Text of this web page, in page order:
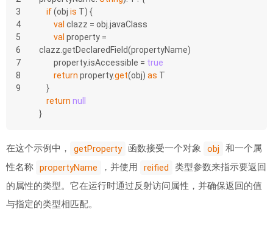
3
4
5
6
7
8
9
if (obj is T) {
val clazz = obj.javaClass
val property =
clazz.getDeclaredField(propertyName)
        property.isAccessible =
true
return property.get(obj) as T
    }
return null
}
在这个示例中， getProperty 函数接受一个对象 obj 和一个属
性名称 propertyName ，并使用 reified
类型参数来指示要返回
的属性的类型。它在运行时通过反射访问属性，并确保返回的值
与指定的类型相匹配。